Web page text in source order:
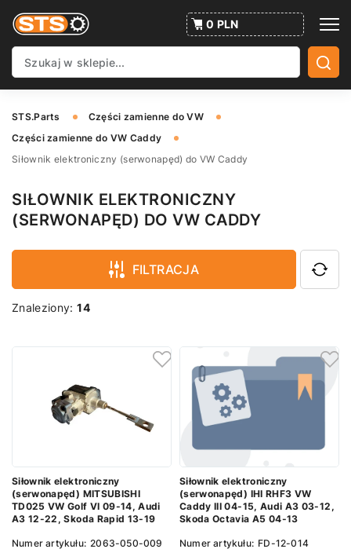
0 PLN
STS.Parts
Części zamienne do VW
Części zamienne do VW Caddy
Siłownik elektroniczny (serwonapęd) do VW Caddy
SIŁOWNIK ELEKTRONICZNY
(SERWONAPĘD) DO VW CADDY
FILTRACJA
Znaleziony:14
Siłownik elektroniczny
(serwonapęd) MITSUBISHI
TD025 VW Golf VI 09-14, Audi
A3 12-22, Skoda Rapid 13-19
Numer artykułu: 2063-050-009
Siłownik elektroniczny
(serwonapęd) IHI RHF3 VW
Caddy III 04-15, Audi A3 03-12,
Skoda Octavia A5 04-13
Numer artykułu: FD-12-014